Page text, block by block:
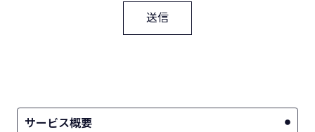
送信
サービス概要